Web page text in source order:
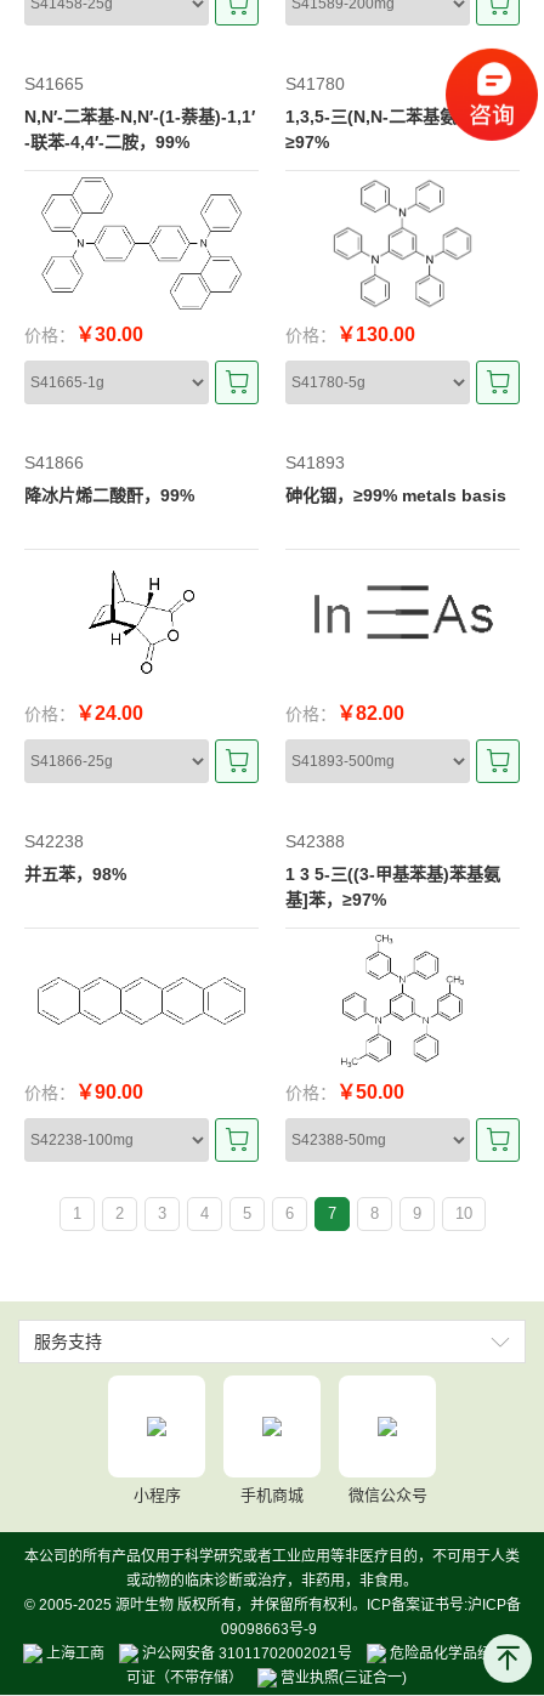
S41665
N,N′-二苯基-N,N′-(1-萘基)-1,1′
-联苯-4,4′-二胺，99%
价格： ￥30.00
S41780
1,3,5-三(N,N-二苯基氨基)苯，
≥97%
价格： ￥130.00
S41866
降冰片烯二酸酐，99%
价格： ￥24.00
S41893
砷化铟，≥99% metals basis
价格： ￥82.00
S42238
并五苯，98%
价格： ￥90.00
S42388
1 3 5-三((3-甲基苯基)苯基氨
基]苯，≥97%
价格： ￥50.00
1 2 3 4 5 6 7 8 9 10
服务支持
小程序 手机商城 微信公众号
本公司的所有产品仅用于科学研究或者工业应用等非医疗目的，不可用于人类
或动物的临床诊断或治疗，非药用，非食用。
© 2005-2025 源叶生物 版权所有，并保留所有权利。ICP备案证书号:沪ICP备
09098663号-9
上海工商
沪公网安备 31011702002021号
危险品化学品经营许
可证（不带存储）
营业执照(三证合一)